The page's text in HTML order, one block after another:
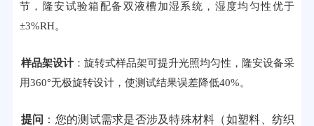
节，隆安试验箱配备双液槽加湿系统，湿度均匀性优于
±3%RH。
样品架设计：旋转式样品架可提升光照均匀性，隆安设备采
用360°无极旋转设计，使测试结果误差降低40%。
提问 ：您的测试需求是否涉及特殊材料（如塑料、纺织